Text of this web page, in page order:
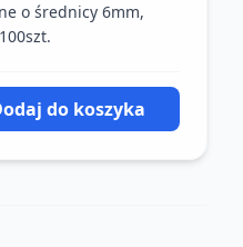
o średnicy 6mm,
do koszyka